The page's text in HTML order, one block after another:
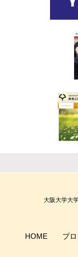
大阪大学大
HOME プ